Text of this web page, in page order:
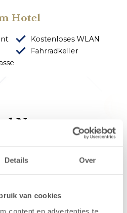
Details Over
van cookies
content en advertenties te
Hotel
Kostenloses WLAN
Fahrradkeller
Neptunus
Der Zugang ins
60 Meter vom Hotel
ist etwa 600 Meter vom